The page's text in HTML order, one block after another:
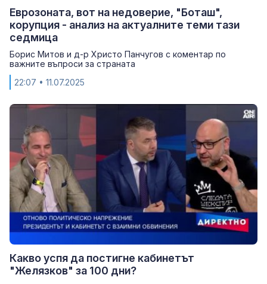
Еврозоната, вот на недоверие, "Боташ",
корупция - анализ на актуалните теми тази
седмица
Борис Митов и д-р Христо Панчугов с коментар по
важните въпроси за страната
22:07 • 11.07.2025
Какво успя да постигне кабинетът
"Желязков" за 100 дни?